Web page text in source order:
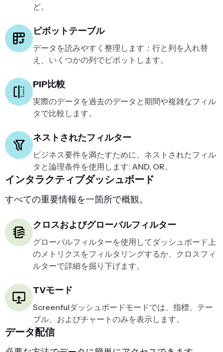
ど。
ピボットテーブル
データを読みやすく整理します：行と列を入れ替
え、いくつかの列でピボットします。
PIP比較
実際のデータを過去のデータと期間や複雑なフィル
タで比較します。
ネストされたフィルター
ビジネス要件を満たすために、ネストされたフィル
タと論理条件を使用します: AND, OR。
インタラクティブダッシュボード
すべての重要情報を一箇所で概観。
クロスおよびグローバルフィルター
グローバルフィルターを使用してダッシュボード上
のメトリクスをフィルタリングするか、クロスフィ
ルターで詳細を掘り下げます。
TVモード
Screenfulダッシュボードモードでは、指標、テー
ブル、およびチャートのみを表示します。
データ配信